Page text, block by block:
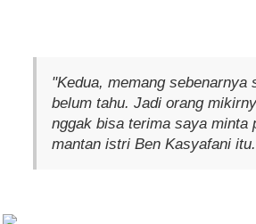
"Kedua, memang
belum tahu. Jadi orang
nggak bisa terima saya minta
mantan istri Ben Kasyafani itu.